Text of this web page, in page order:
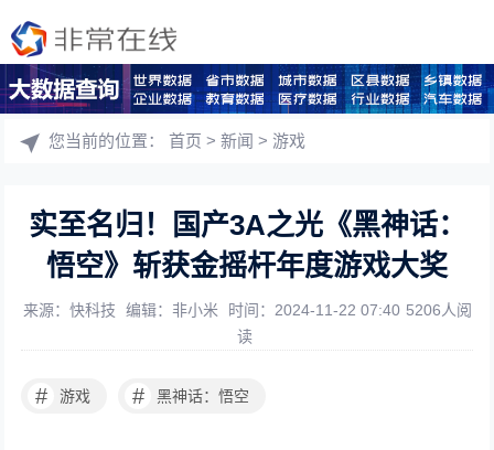
您当前的位置：首页 >新闻 > 游戏
实至名归！国产3A之光《黑神话：
悟空》斩获金摇杆年度游戏大奖
来源：快科技 编辑：非小米 时间：2024-11-22 07:40 5206人阅
读
# 游戏 # 黑神话：悟空